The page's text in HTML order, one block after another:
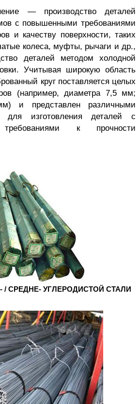
— производство деталей
с повышенными требованиями
и качеству поверхности, таких
колеса, муфты, рычаги и др.,
деталей методом холодной
Учитывая широкую область
круг поставляется целых
(например, диаметра 7,5 мм;
и представлен различными
для изготовления деталей с
требованиями к прочности
/ СРЕДНЕ- УГЛЕРОДИСТОЙ СТАЛИ